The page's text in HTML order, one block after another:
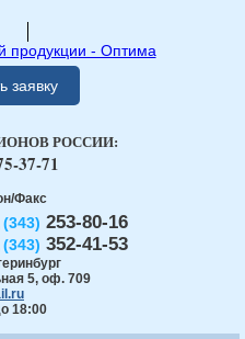
заявку
Факс
(343) 253-80-16
(343) 352-41-53
5, оф. 709
18:00
РОССИИ:
37-71